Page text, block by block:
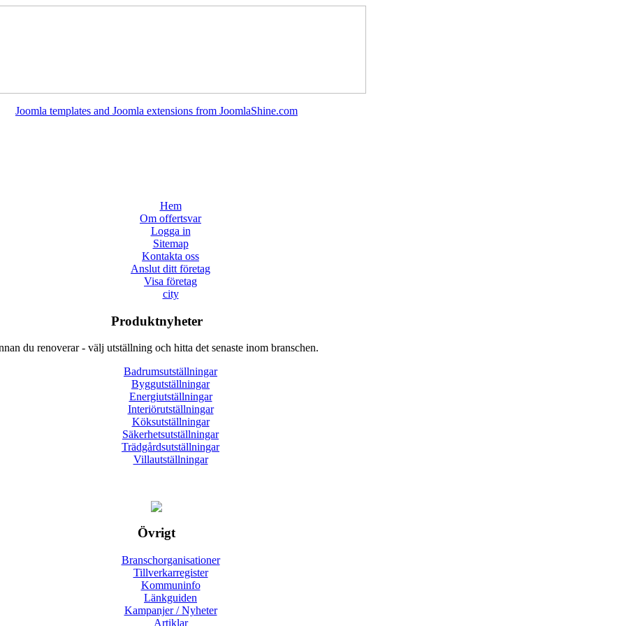
Joomla templates and Joomla extensions from JoomlaShine.com
Hem
Om offertsvar
Logga in
Sitemap
Kontakta oss
Anslut ditt företag
Visa företag
city
Produktnyheter
du renoverar - välj utställning och hitta det senaste inom branschen.
Badrumsutställningar
Byggutställningar
Energiutställningar
Interiörutställningar
Köksutställningar
Säkerhetsutställningar
Trädgårdsutställningar
Villautställningar
Övrigt
Branschorganisationer
Tillverkarregister
Kommuninfo
Länkguiden
Kampanjer / Nyheter
Artiklar